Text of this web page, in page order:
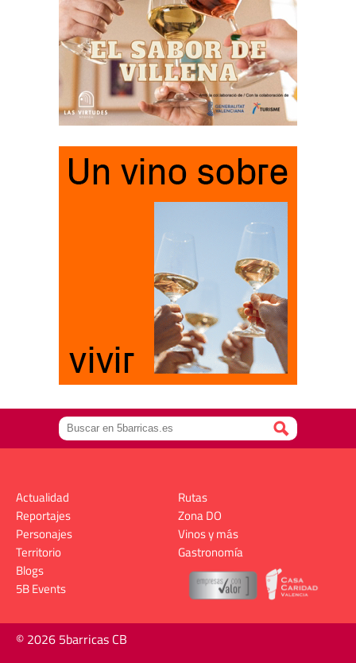
Actualidad
Reportajes
Personajes
Territorio
Rutas
Zona DO
Vinos y más
Gastronomía
Blogs
5B Events
© 2026 5barricas CB